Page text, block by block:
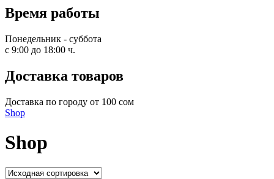
Время работы
Понедельник - суббота
с 9:00 до 18:00 ч.
Доставка товаров
Доставка по городу от 100 сом
Shop
Shop